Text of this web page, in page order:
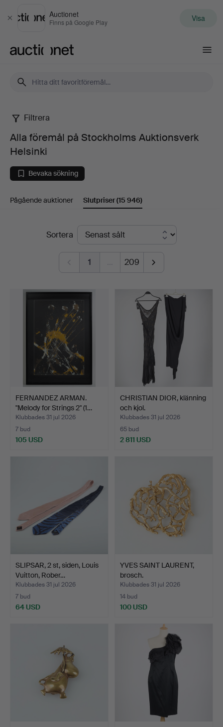
Stäng
Auctionet
Finns på Google Play Visa
Alla
föremål
på
Stockholms
Helsinki
Filtrera
Alla föremål på Stockholms Auktionsverk
Helsinki
Bevaka sökning
Pågående auktioner Slutpriser(15 946)
SlutpriserSortera
1 … 209
FERNANDEZ ARMAN.
"Melody for Strings 2" (1…
Klubbades 31 jul 2026
7 bud
105 USD
CHRISTIAN DIOR, klänning
och kjol.
Klubbades 31 jul 2026
65 bud
2 811 USD
SLIPSAR, 2 st, siden, Louis
Vuitton, Rober…
Klubbades 31 jul 2026
7 bud
64 USD
YVES SAINT LAURENT,
brosch.
Klubbades 31 jul 2026
14 bud
100 USD